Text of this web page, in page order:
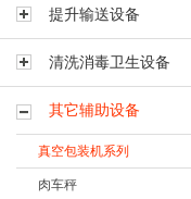
提升输送设备
清洗消毒卫生设备
其它辅助设备
真空包装机系列
真空包装机BVPJ-350TS
肉车秤